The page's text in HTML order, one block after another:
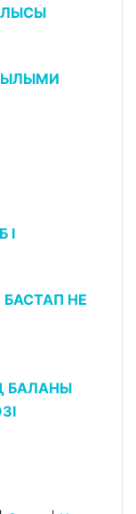
І
БАСТАП НЕ
БАЛАНЫ